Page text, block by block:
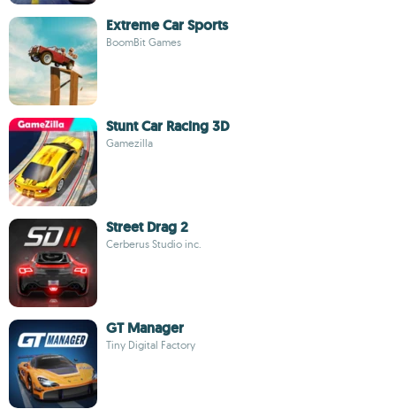
Extreme Car Sports
BoomBit Games
Stunt Car Racing 3D
Gamezilla
Street Drag 2
Cerberus Studio inc.
GT Manager
Tiny Digital Factory